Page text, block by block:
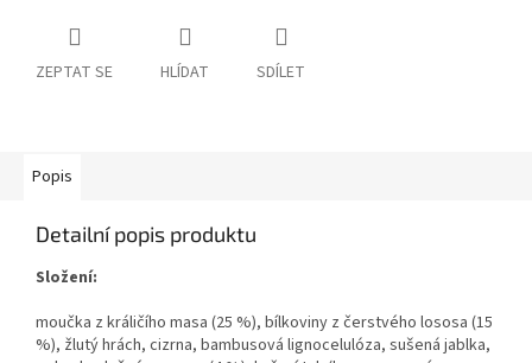
ZEPTAT SE HLÍDAT SDÍLET
Popis
Detailní popis produktu
Složení:
moučka z králičího masa (25 %), bílkoviny z čerstvého lososa (15
%), žlutý hrách, cizrna, bambusová lignocelulóza, sušená jablka,